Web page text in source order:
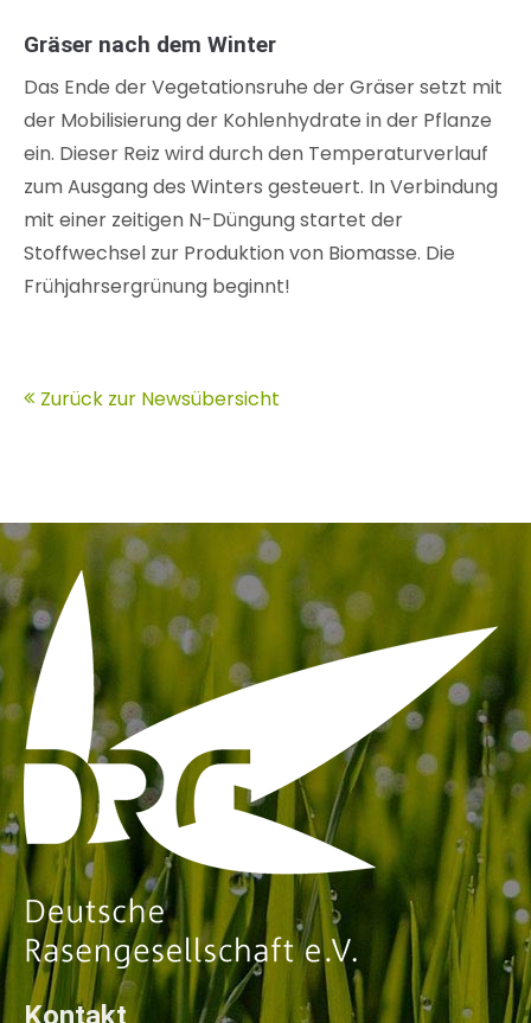
Gräser nach dem Winter
Das Ende der Vegetationsruhe der Gräser setzt mit
der Mobilisierung der Kohlenhydrate in der Pflanze
ein. Dieser Reiz wird durch den Temperaturverlauf
zum Ausgang des Winters gesteuert. In Verbindung
mit einer zeitigen N-Düngung startet der
Stoffwechsel zur Produktion von Biomasse. Die
Frühjahrsergrünung beginnt!
Zurück zur Newsübersicht
Kontakt